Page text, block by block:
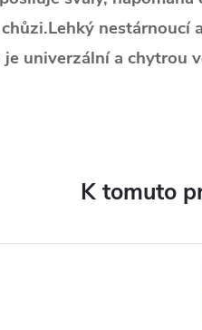
nestárnoucí
univerzální a chytrou
K tomuto